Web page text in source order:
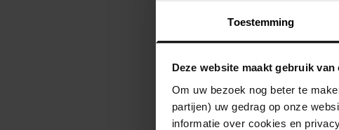
Toestemming
Deze website maakt gebruik van
Om uw bezoek nog beter te
partijen) uw gedrag op onze
informatie over cookies en